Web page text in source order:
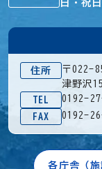
日・祝
住所
〒022-
津野沢15
TEL
0192-
FAX
0192-
各庁舎（